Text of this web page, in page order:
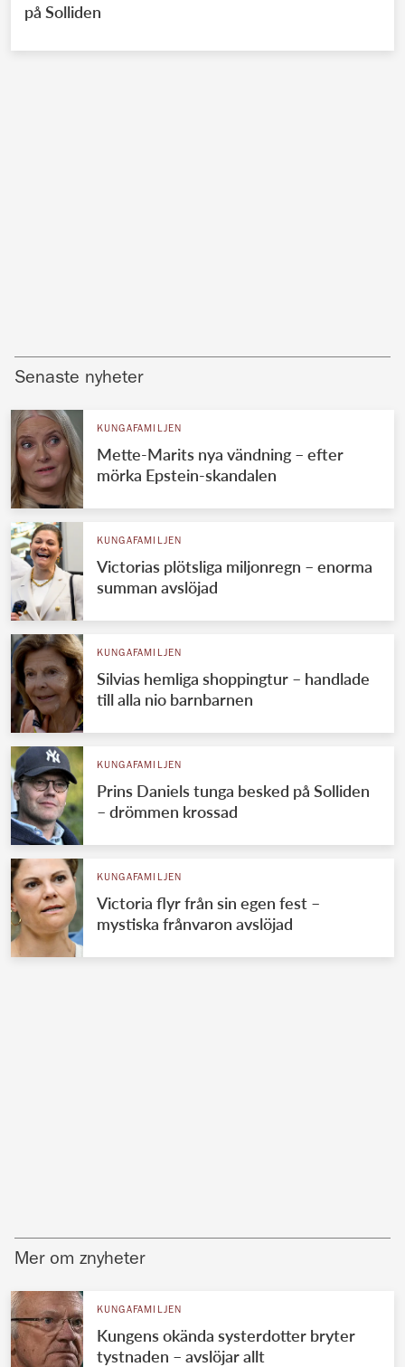
på Solliden
Senaste nyheter
KUNGAFAMILJEN
Mette-Marits nya vändning – efter
mörka Epstein-skandalen
KUNGAFAMILJEN
Victorias plötsliga miljonregn – enorma
summan avslöjad
KUNGAFAMILJEN
Silvias hemliga shoppingtur – handlade
till alla nio barnbarnen
KUNGAFAMILJEN
Prins Daniels tunga besked på Solliden
– drömmen krossad
KUNGAFAMILJEN
Victoria flyr från sin egen fest –
mystiska frånvaron avslöjad
Mer om znyheter
KUNGAFAMILJEN
Kungens okända systerdotter bryter
tystnaden – avslöjar allt